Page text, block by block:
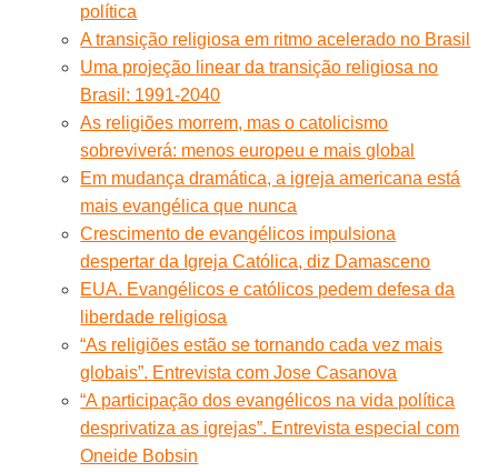
política
A transição religiosa em ritmo acelerado no Brasil
Uma projeção linear da transição religiosa no
Brasil: 1991-2040
As religiões morrem, mas o catolicismo
sobreviverá: menos europeu e mais global
Em mudança dramática, a igreja americana está
mais evangélica que nunca
Crescimento de evangélicos impulsiona
despertar da Igreja Católica, diz Damasceno
EUA. Evangélicos e católicos pedem defesa da
liberdade religiosa
“As religiões estão se tornando cada vez mais
globais”. Entrevista com Jose Casanova
“A participação dos evangélicos na vida política
desprivatiza as igrejas”. Entrevista especial com
Oneide Bobsin